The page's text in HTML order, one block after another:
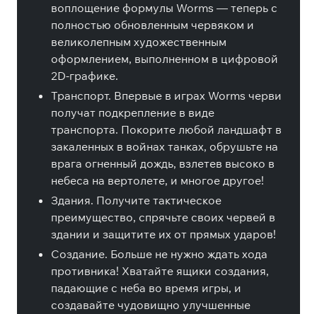
воплощение формулы Worms — теперь с
полностью обновленным червяком и
великолепным художественным
оформлением, выполненном в цифровой
2D-графике.
Транспорт. Впервые в играх Worms черви
получат подкрепление в виде
транспорта. Покорите любой ландшафт в
закаленных в войнах танках, обрушьте на
врага огненный дождь, взлетев высоко в
небеса на вертолете, и многое другое!
Здания. Получите тактическое
преимущество, спрячьте своих червей в
здании и защитите их от прямых ударов!
Создание. Больше не нужно ждать хода
противника! Хватайте ящики создания,
падающие с неба во время игры, и
создавайте чудовищно улучшенные